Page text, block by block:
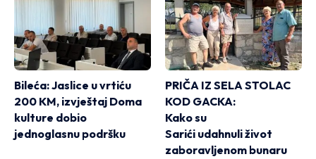
Bileća: Jaslice u vrtiću
200 KM, izvještaj Doma
kulture dobio
jednoglasnu podršku
PRIČA IZ SELA STOLAC
KOD GACKA:
Kako su
Sarići udahnuli život
zaboravljenom bunaru